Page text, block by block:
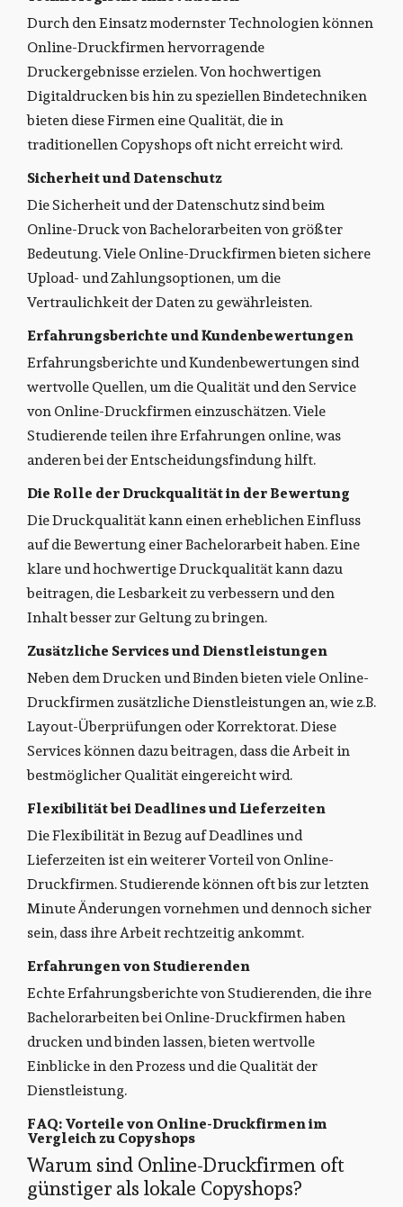
Durch den Einsatz modernster Technologien können
Online-Druckfirmen hervorragende
Druckergebnisse erzielen. Von hochwertigen
Digitaldrucken bis hin zu speziellen Bindetechniken
bieten diese Firmen eine Qualität, die in
traditionellen Copyshops oft nicht erreicht wird.
Sicherheit und Datenschutz
Die Sicherheit und der Datenschutz sind beim
Online-Druck von Bachelorarbeiten von größter
Bedeutung. Viele Online-Druckfirmen bieten sichere
Upload- und Zahlungsoptionen, um die
Vertraulichkeit der Daten zu gewährleisten.
Erfahrungsberichte und Kundenbewertungen
Erfahrungsberichte und Kundenbewertungen sind
wertvolle Quellen, um die Qualität und den Service
von Online-Druckfirmen einzuschätzen. Viele
Studierende teilen ihre Erfahrungen online, was
anderen bei der Entscheidungsfindung hilft.
Die Rolle der Druckqualität in der Bewertung
Die Druckqualität kann einen erheblichen Einfluss
auf die Bewertung einer Bachelorarbeit haben. Eine
klare und hochwertige Druckqualität kann dazu
beitragen, die Lesbarkeit zu verbessern und den
Inhalt besser zur Geltung zu bringen.
Zusätzliche Services und Dienstleistungen
Neben dem Drucken und Binden bieten viele Online-
Druckfirmen zusätzliche Dienstleistungen an, wie z.B.
Layout-Überprüfungen oder Korrektorat. Diese
Services können dazu beitragen, dass die Arbeit in
bestmöglicher Qualität eingereicht wird.
Flexibilität bei Deadlines und Lieferzeiten
Die Flexibilität in Bezug auf Deadlines und
Lieferzeiten ist ein weiterer Vorteil von Online-
Druckfirmen. Studierende können oft bis zur letzten
Minute Änderungen vornehmen und dennoch sicher
sein, dass ihre Arbeit rechtzeitig ankommt.
Erfahrungen von Studierenden
Echte Erfahrungsberichte von Studierenden, die ihre
Bachelorarbeiten bei Online-Druckfirmen haben
drucken und binden lassen, bieten wertvolle
Einblicke in den Prozess und die Qualität der
Dienstleistung.
FAQ: Vorteile von Online-Druckfirmen im
Vergleich zu Copyshops
Warum sind Online-Druckfirmen oft
günstiger als lokale Copyshops?